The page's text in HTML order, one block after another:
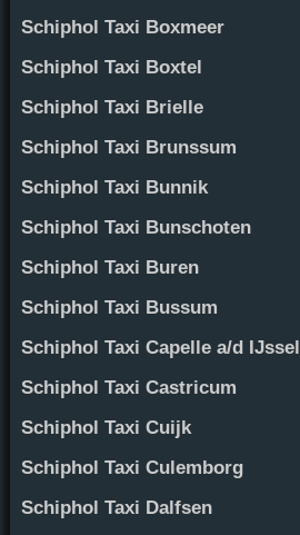
Schiphol Taxi Boxmeer
Schiphol Taxi Boxtel
Schiphol Taxi Brielle
Schiphol Taxi Brunssum
Schiphol Taxi Bunnik
Schiphol Taxi Bunschoten
Schiphol Taxi Buren
Schiphol Taxi Bussum
Schiphol Taxi Capelle a/d IJssel
Schiphol Taxi Castricum
Schiphol Taxi Cuijk
Schiphol Taxi Culemborg
Schiphol Taxi Dalfsen